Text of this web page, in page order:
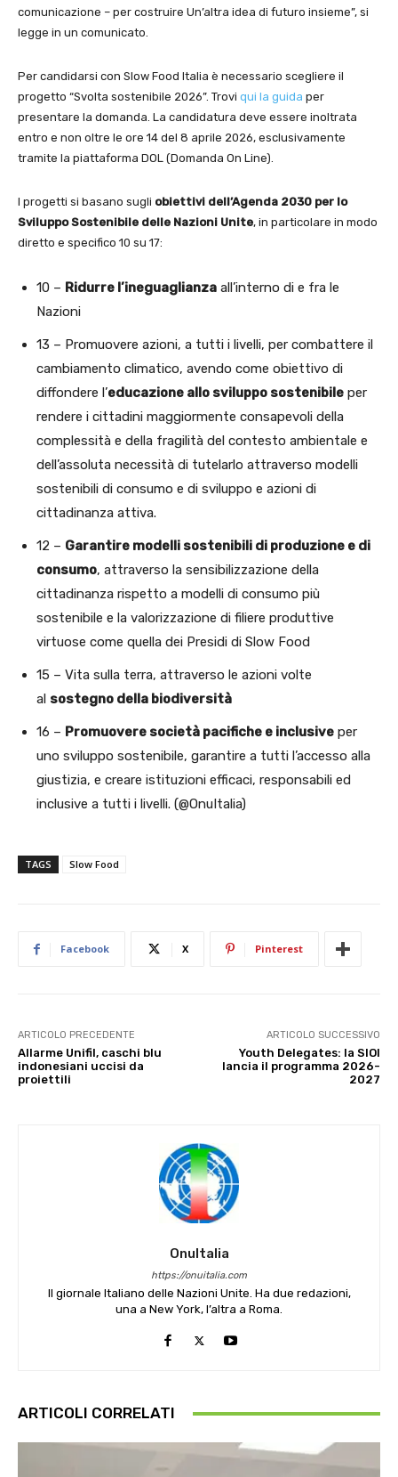
comunicazione – per costruire Un’altra idea di futuro insieme”, si
legge in un comunicato.
Per candidarsi con Slow Food Italia è necessario scegliere il
progetto “Svolta sostenibile 2026”. Trovi qui la guida per
presentare la domanda. La candidatura deve essere inoltrata
entro e non oltre le ore 14 del 8 aprile 2026, esclusivamente
tramite la piattaforma DOL (Domanda On Line).
I progetti si basano sugli obiettivi dell’Agenda 2030 per lo
Sviluppo Sostenibile delle Nazioni Unite, in particolare in modo
diretto e specifico 10 su 17:
10 – Ridurre l’ineguaglianza all’interno di e fra le
Nazioni
13 – Promuovere azioni, a tutti i livelli, per combattere il
cambiamento climatico, avendo come obiettivo di
diffondere l’educazione allo sviluppo sostenibile per
rendere i cittadini maggiormente consapevoli della
complessità e della fragilità del contesto ambientale e
dell’assoluta necessità di tutelarlo attraverso modelli
sostenibili di consumo e di sviluppo e azioni di
cittadinanza attiva.
12 – Garantire modelli sostenibili di produzione e di
consumo, attraverso la sensibilizzazione della
cittadinanza rispetto a modelli di consumo più
sostenibile e la valorizzazione di filiere produttive
virtuose come quella dei Presidi di Slow Food
15 – Vita sulla terra, attraverso le azioni volte
al sostegno della biodiversità
16 – Promuovere società pacifiche e inclusive per
uno sviluppo sostenibile, garantire a tutti l’accesso alla
giustizia, e creare istituzioni efficaci, responsabili ed
inclusive a tutti i livelli. (@OnuItalia)
TAGS Slow Food
Facebook X Pinterest
ARTICOLO PRECEDENTE
Allarme Unifil, caschi blu
indonesiani uccisi da
proiettili
ARTICOLO SUCCESSIVO
Youth Delegates: la SIOI
lancia il programma 2026-
2027
OnuItalia
https://onuitalia.com
Il giornale Italiano delle Nazioni Unite. Ha due redazioni,
una a New York, l’altra a Roma.
ARTICOLI CORRELATI